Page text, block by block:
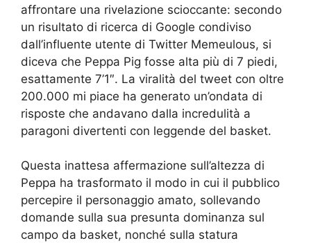
affrontare una rivelazione scioccante: secondo
un risultato di ricerca di Google condiviso
dall’influente utente di Twitter Memeulous, si
diceva che Peppa Pig fosse alta più di 7 piedi,
esattamente 7’1″. La viralità del tweet con oltre
200.000 mi piace ha generato un’ondata di
risposte che andavano dalla incredulità a
paragoni divertenti con leggende del basket.
Questa inattesa affermazione sull’altezza di
Peppa ha trasformato il modo in cui il pubblico
percepire il personaggio amato, sollevando
domande sulla sua presunta dominanza sul
campo da basket, nonché sulla statura